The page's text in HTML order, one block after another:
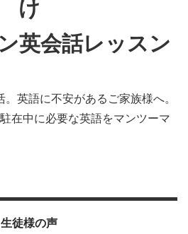
け
英会話レッスン
英語に不安があるご家族様へ。
在中に必要な英語をマンツーマ
生徒様の声